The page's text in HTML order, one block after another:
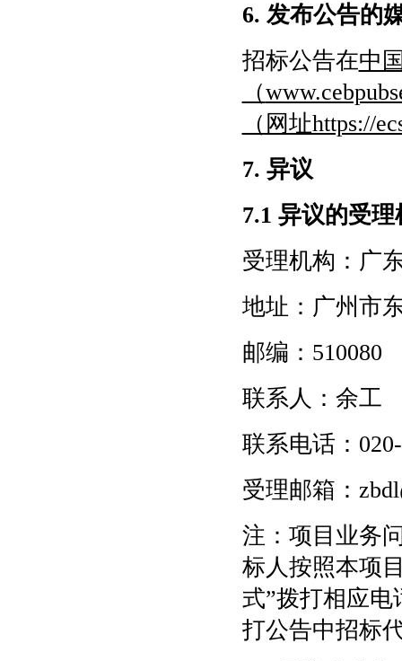
6. 发布公告的
招标公告在中
（
（网址https://
7. 异议
7.1 异议的受
受理机构： 广
地址：广州市
邮编： 510080
联系人： 余工
联系电话：
受理邮箱：
注：项目业务
标人按照本项
式”拨打相应
打公告中招标